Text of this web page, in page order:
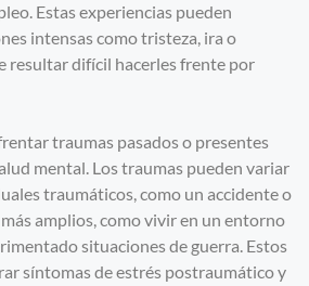
Estas experiencias pueden
intensas como tristeza, ira o
resultar difícil hacerles frente por
traumas pasados o presentes
mental. Los traumas pueden variar
traumáticos, como un accidente o
amplios, como vivir en un entorno
situaciones de guerra. Estos
síntomas de estrés postraumático y